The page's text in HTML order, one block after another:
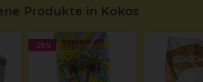
Produkte in Kokos
-25%